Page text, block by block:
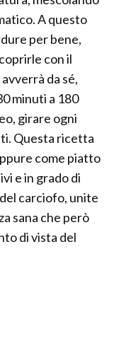
A questo
per bene,
con il
da sé,
minuti a 180
girare ogni
Questa ricetta
come piatto
e in grado di
carciofo, unite
sana che però
di vista del